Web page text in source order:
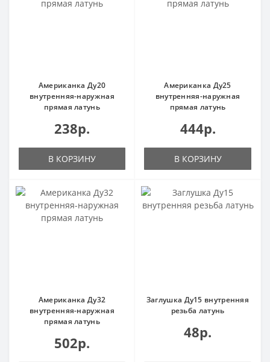
Американка Ду20
внутренняя-наружная
прямая латунь
238р.
В КОРЗИНУ
Американка Ду25
внутренняя-наружная
прямая латунь
444р.
В КОРЗИНУ
Американка Ду32
внутренняя-наружная
прямая латунь
502р.
Заглушка Ду15 внутренняя
резьба латунь
48р.